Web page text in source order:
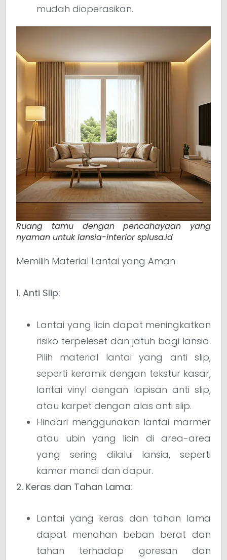
mudah dioperasikan.
Ruang tamu dengan pencahayaan yang
nyaman untuk lansia-interior splusa.id
Memilih Material Lantai yang Aman
1. Anti Slip:
Lantai yang licin dapat meningkatkan
risiko terpeleset dan jatuh bagi lansia.
Pilih material lantai yang anti slip,
seperti keramik dengan tekstur kasar,
lantai vinyl dengan lapisan anti slip,
atau karpet dengan alas anti slip.
Hindari menggunakan lantai marmer
atau ubin yang licin di area-area
yang sering dilalui lansia, seperti
kamar mandi dan dapur.
2. Keras dan Tahan Lama:
Lantai yang keras dan tahan lama
dapat menahan beban berat dan
tahan terhadap goresan dan